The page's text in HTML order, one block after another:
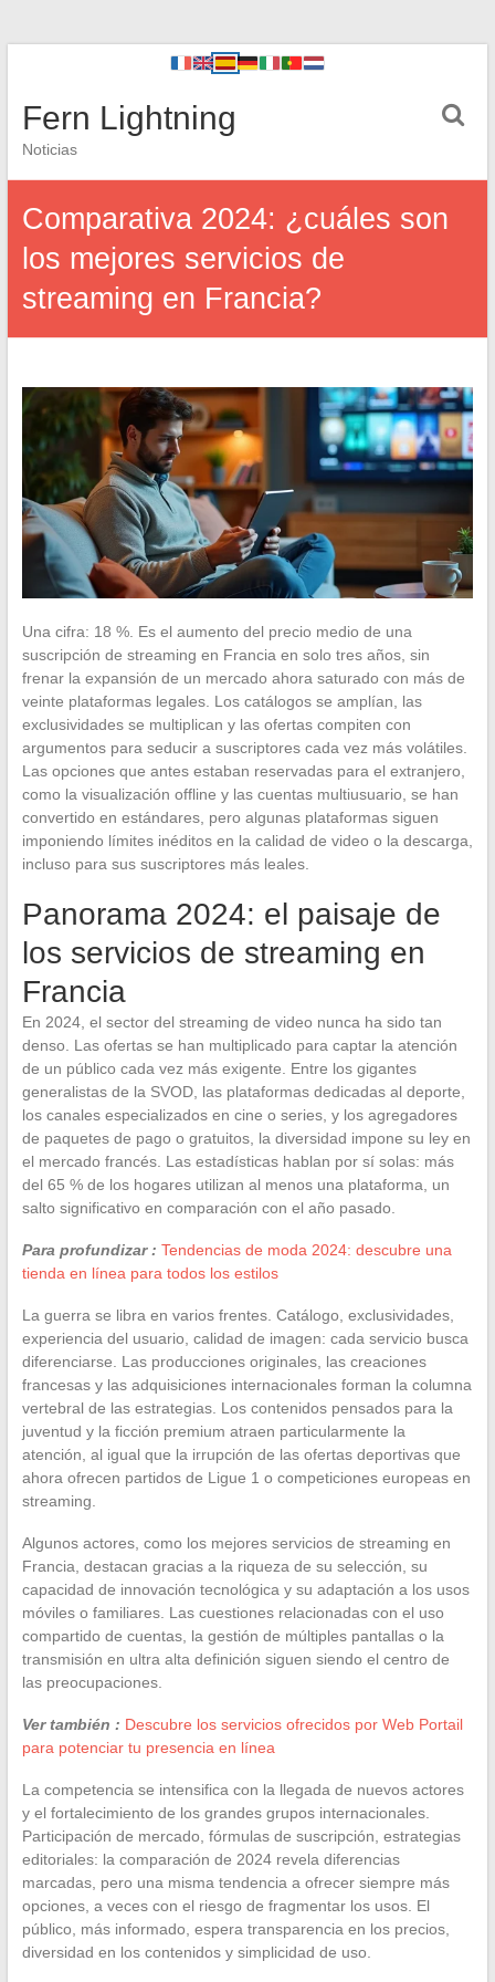
Fern Lightning
Noticias
Comparativa 2024: ¿cuáles son
los mejores servicios de
streaming en Francia?
Una cifra: 18 %. Es el aumento del precio medio de una
suscripción de streaming en Francia en solo tres años, sin
frenar la expansión de un mercado ahora saturado con más de
veinte plataformas legales. Los catálogos se amplían, las
exclusividades se multiplican y las ofertas compiten con
argumentos para seducir a suscriptores cada vez más volátiles.
Las opciones que antes estaban reservadas para el extranjero,
como la visualización offline y las cuentas multiusuario, se han
convertido en estándares, pero algunas plataformas siguen
imponiendo límites inéditos en la calidad de video o la descarga,
incluso para sus suscriptores más leales.
Panorama 2024: el paisaje de
los servicios de streaming en
Francia
En 2024, el sector del streaming de video nunca ha sido tan
denso. Las ofertas se han multiplicado para captar la atención
de un público cada vez más exigente. Entre los gigantes
generalistas de la SVOD, las plataformas dedicadas al deporte,
los canales especializados en cine o series, y los agregadores
de paquetes de pago o gratuitos, la diversidad impone su ley en
el mercado francés. Las estadísticas hablan por sí solas: más
del 65 % de los hogares utilizan al menos una plataforma, un
salto significativo en comparación con el año pasado.
Para profundizar : Tendencias de moda 2024: descubre una
tienda en línea para todos los estilos
La guerra se libra en varios frentes. Catálogo, exclusividades,
experiencia del usuario, calidad de imagen: cada servicio busca
diferenciarse. Las producciones originales, las creaciones
francesas y las adquisiciones internacionales forman la columna
vertebral de las estrategias. Los contenidos pensados para la
juventud y la ficción premium atraen particularmente la
atención, al igual que la irrupción de las ofertas deportivas que
ahora ofrecen partidos de Ligue 1 o competiciones europeas en
streaming.
Algunos actores, como los mejores servicios de streaming en
Francia, destacan gracias a la riqueza de su selección, su
capacidad de innovación tecnológica y su adaptación a los usos
móviles o familiares. Las cuestiones relacionadas con el uso
compartido de cuentas, la gestión de múltiples pantallas o la
transmisión en ultra alta definición siguen siendo el centro de
las preocupaciones.
Ver también : Descubre los servicios ofrecidos por Web Portail
para potenciar tu presencia en línea
La competencia se intensifica con la llegada de nuevos actores
y el fortalecimiento de los grandes grupos internacionales.
Participación de mercado, fórmulas de suscripción, estrategias
editoriales: la comparación de 2024 revela diferencias
marcadas, pero una misma tendencia a ofrecer siempre más
opciones, a veces con el riesgo de fragmentar los usos. El
público, más informado, espera transparencia en los precios,
diversidad en los contenidos y simplicidad de uso.